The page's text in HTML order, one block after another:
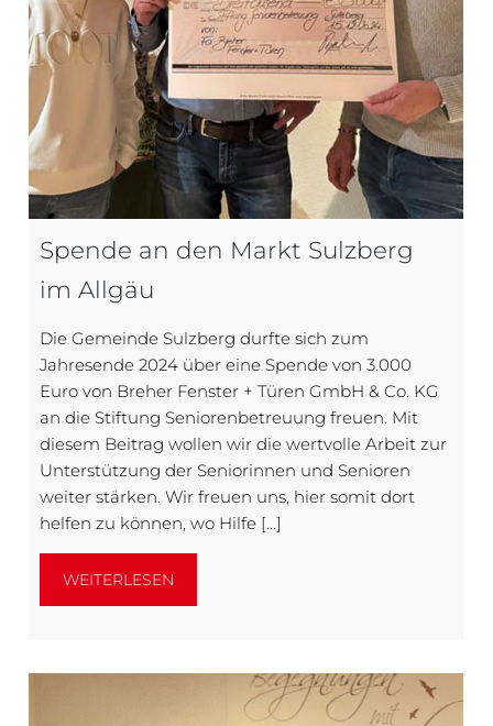
Spende an den Markt Sulzberg
im Allgäu
Die Gemeinde Sulzberg durfte sich zum
Jahresende 2024 über eine Spende von 3.000
Euro von Breher Fenster + Türen GmbH & Co. KG
an die Stiftung Seniorenbetreuung freuen. Mit
diesem Beitrag wollen wir die wertvolle Arbeit zur
Unterstützung der Seniorinnen und Senioren
weiter stärken. Wir freuen uns, hier somit dort
helfen zu können, wo Hilfe […]
WEITERLESEN